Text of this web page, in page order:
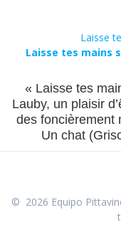
Laisse
Laisse tes mains
« Laisse tes
Lauby, un plaisir
des foncièrement
Un chat
© 2026 Equipo